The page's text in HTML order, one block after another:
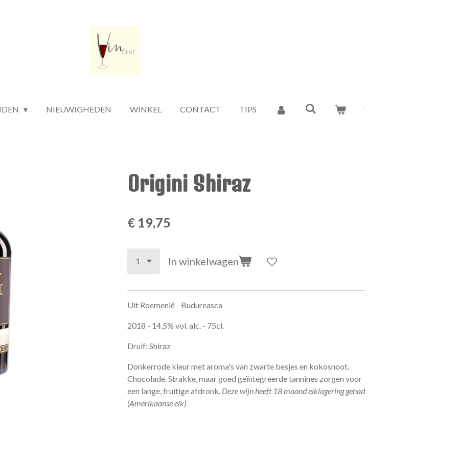
NIEUWIGHEDEN WINKEL CONTACT TIPS
Origini Shiraz
€ 19,75
In winkelwagen
Uit Roemenië - Budureasca
2018 - 14,5% vol. alc. - 75cl.
Druif: Shiraz
Donkerrode kleur met aroma's van zwarte besjes en kokosnoot.
Chocolade. Strakke, maar goed geïntegreerde tannines zorgen voor
een lange, fruitige afdronk. Deze wijn heeft 18 maand eiklagering gehad
(Amerikaanse eik)